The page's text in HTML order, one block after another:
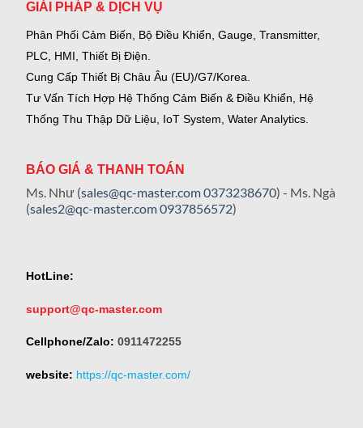
GIẢI PHÁP & DỊCH VỤ
Phân Phối Cảm Biến, Bộ Điều Khiển, Gauge, Transmitter,
PLC, HMI, Thiết Bị Điện.
Cung Cấp Thiết Bị Châu Âu (EU)/G7/Korea.
Tư Vấn Tích Hợp Hệ Thống Cảm Biến & Điều Khiển, Hệ
Thống Thu Thập Dữ Liệu, IoT System, Water Analytics.
BÁO GIÁ & THANH TOÁN
Ms. Như (sales@qc-master.com0373238670) - Ms. Ngà
(sales2@qc-master.com0937856572)
HotLine:
support@qc-master.com
Cellphone/Zalo: 0911472255
website: https://qc-master.com/